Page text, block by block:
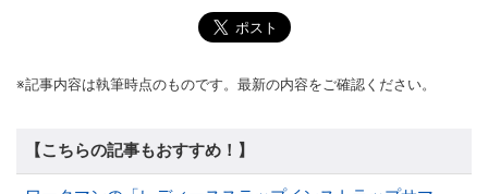
※記事内容は執筆時点のものです。最新の内容をご確認ください。
【こちらの記事もおすすめ！】